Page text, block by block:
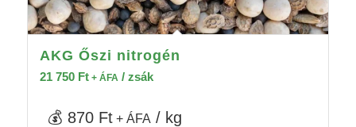
AKG Őszi nitrogén
21 750 Ft+ ÁFA / zsák
💰 870 Ft+ ÁFA / kg